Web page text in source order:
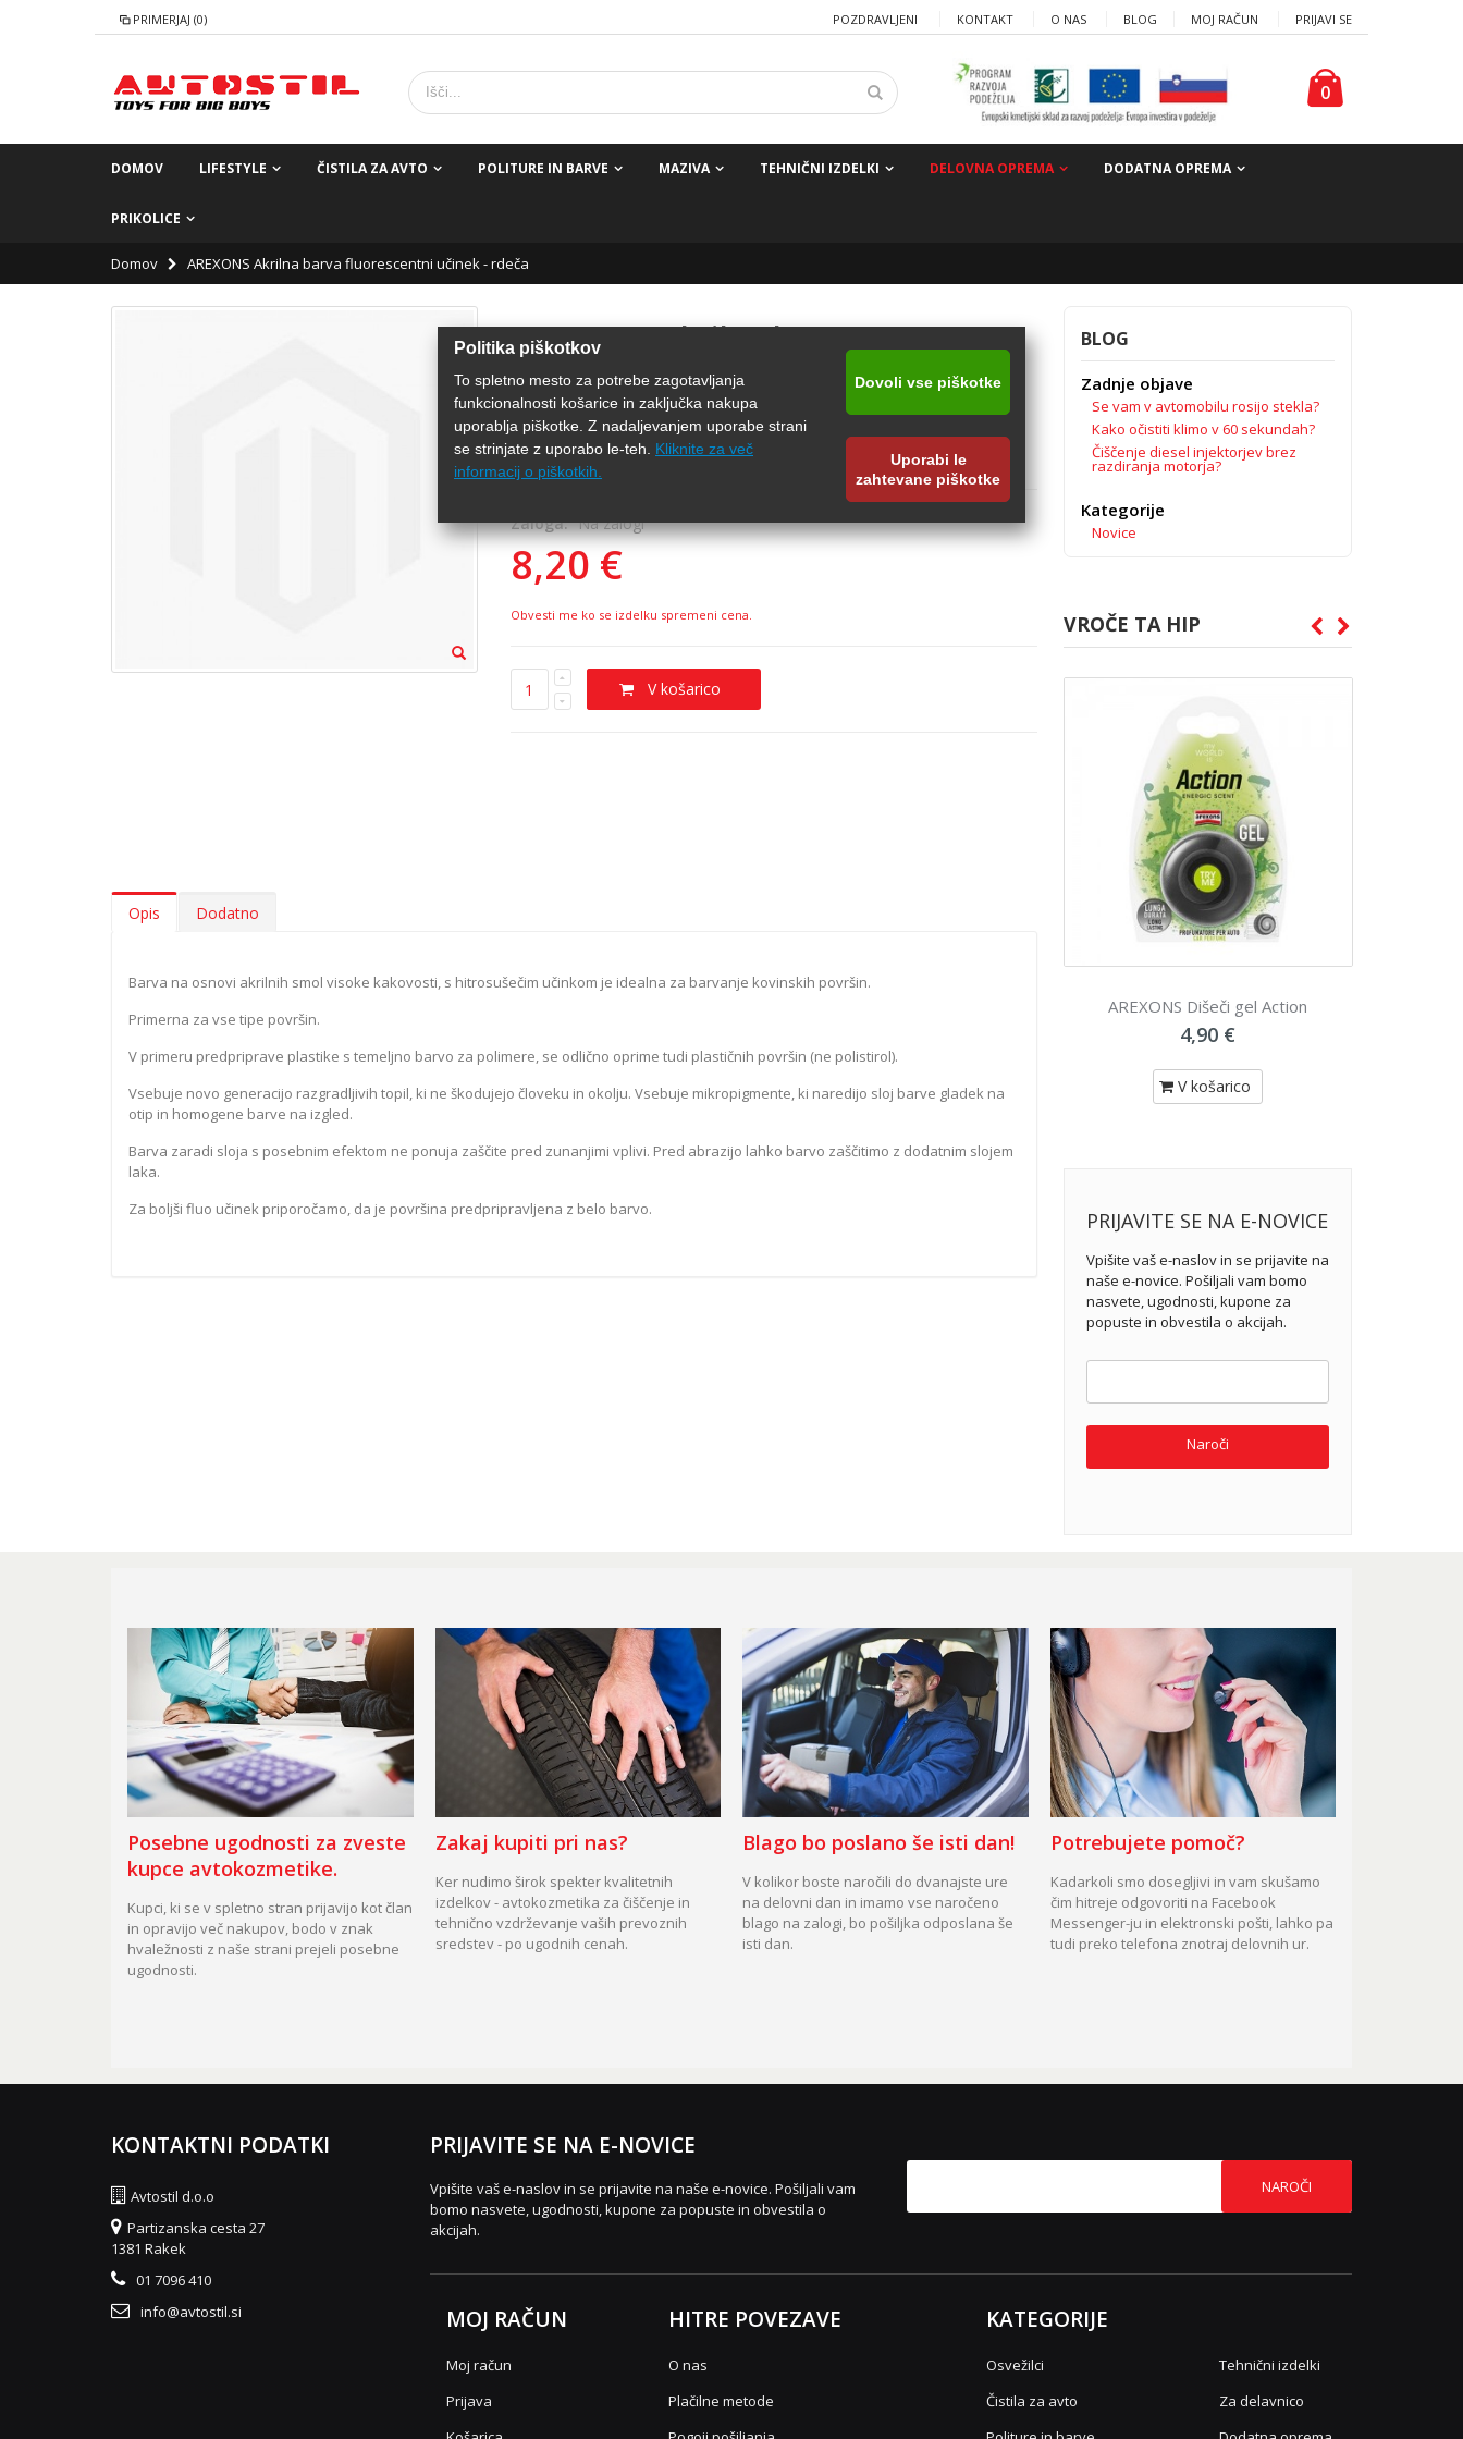
Politika piškotkov
To spletno mesto za potrebe zagotavljanja
funkcionalnosti košarice in zaključka nakupa
uporablja piškotke. Z nadaljevanjem uporabe strani
se strinjate z uporabo le-teh. Kliknite za več
informacij o piškotkih.
Dovoli vse piškotke
Uporabi le
zahtevane piškotke
PRIMERJAJ (0) MOJ RAČUN PRIJAVI SE
KONTAKT O NAS BLOG
POZDRAVLJENI
0
DOMOV LIFESTYLE ČISTILA ZA AVTO POLITURE IN BARVE MAZIVA TEHNIČNI IZDELKI DELOVNA OPREMA DODATNA OPREMA
PRIKOLICE
Domov AREXONS Akrilna barva fluorescentni učinek - rdeča
AREXONS Akrilna barva
fluorescentni učinek - rdeča
Barva na osnovi akrilnih smol visoke kakovosti, s hitrosušečim učinkom
uporabna na notranjih, kot tudi zunanjih površinah.
Zaloga: Na zalogi
8,20 €
Obvesti me ko se izdelku spremeni cena.
V košarico
Opis Dodatno
Barva na osnovi akrilnih smol visoke kakovosti, s hitrosušečim učinkom je idealna za barvanje kovinskih površin.
Primerna za vse tipe površin.
V primeru predpriprave plastike s temeljno barvo za polimere, se odlično oprime tudi plastičnih površin (ne polistirol).
Vsebuje novo generacijo razgradljivih topil, ki ne škodujejo človeku in okolju. Vsebuje mikropigmente, ki naredijo sloj barve gladek na
otip in homogene barve na izgled.
Barva zaradi sloja s posebnim efektom ne ponuja zaščite pred zunanjimi vplivi. Pred abrazijo lahko barvo zaščitimo z dodatnim slojem
laka.
Za boljši fluo učinek priporočamo, da je površina predpripravljena z belo barvo.
BLOG
Zadnje objave
Se vam v avtomobilu rosijo stekla?
Kako očistiti klimo v 60 sekundah?
Čiščenje diesel injektorjev brez
razdiranja motorja?
Kategorije
Novice
VROČE TA HIP
V košarico
Darilni bon
PRIJAVITE SE NA E-NOVICE
Vpišite vaš e-naslov in se prijavite na
naše e-novice. Pošiljali vam bomo
nasvete, ugodnosti, kupone za
popuste in obvestila o akcijah.
Naroči
Posebne ugodnosti za zveste
kupce avtokozmetike.
Kupci, ki se v spletno stran prijavijo kot član
in opravijo več nakupov, bodo v znak
hvaležnosti z naše strani prejeli posebne
ugodnosti.
Zakaj kupiti pri nas?
Ker nudimo širok spekter kvalitetnih
izdelkov - avtokozmetika za čiščenje in
tehnično vzdrževanje vaših prevoznih
sredstev - po ugodnih cenah.
Blago bo poslano še isti dan!
V kolikor boste naročili do dvanajste ure
na delovni dan in imamo vse naročeno
blago na zalogi, bo pošiljka odposlana še
isti dan.
Potrebujete pomoč?
Kadarkoli smo dosegljivi in vam skušamo
čim hitreje odgovoriti na Facebook
Messenger-ju in elektronski pošti, lahko pa
tudi preko telefona znotraj delovnih ur.
KONTAKTNI PODATKI
Avtostil d.o.o
Partizanska cesta 27
1381 Rakek
01 7096 410
info@avtostil.si
PRIJAVITE SE NA E-NOVICE
Vpišite vaš e-naslov in se prijavite na naše e-novice. Pošiljali vam
bomo nasvete, ugodnosti, kupone za popuste in obvestila o
akcijah.
NAROČI
MOJ RAČUN
Moj račun
Prijava
HITRE POVEZAVE
O nas
Plačilne metode
KATEGORIJE
Osvežilci
Čistila za avto
Tehnični izdelki
Za delavnico